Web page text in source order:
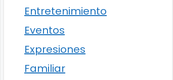
Entretenimiento
Eventos
Expresiones
Familiar